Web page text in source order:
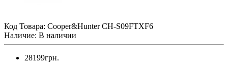
Код Товара: Cooper&Hunter CH-S09FTXF6
Наличие: В наличии
28199грн.